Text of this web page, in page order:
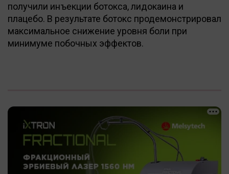
получили инъекции ботокса, лидокаина и
плацебо. В результате ботокс продемонстрировал
максимальное снижение уровня боли при
минимуме побочных эффектов.